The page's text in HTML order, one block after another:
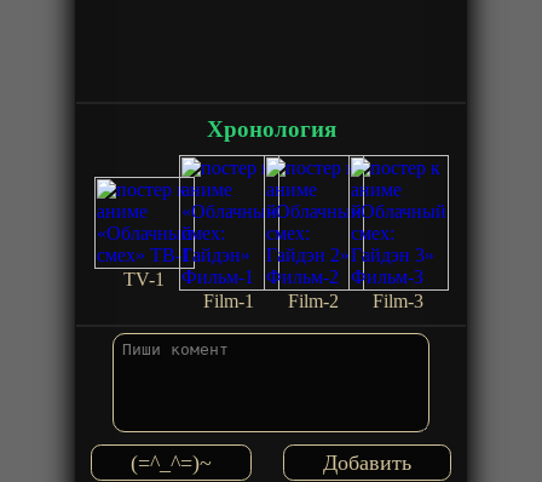
Хронология
TV-1
Film-1
Film-2 Film-3
(=^_^=)~